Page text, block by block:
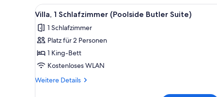
Schlafzimmer,
(Riviera
HM
Club
Level)
Alle
Fotos
für
Villa,
1
Schlafzimmer
(Poolside
Ein modernes Wohnzimmer
12
Villa, 1 Schlafzimmer (Poolside Butler Suite)
1 Schlafzimmer
Platz für 2 Personen
1 King-Bett
Kostenloses WLAN
Weitere Details
Weitere